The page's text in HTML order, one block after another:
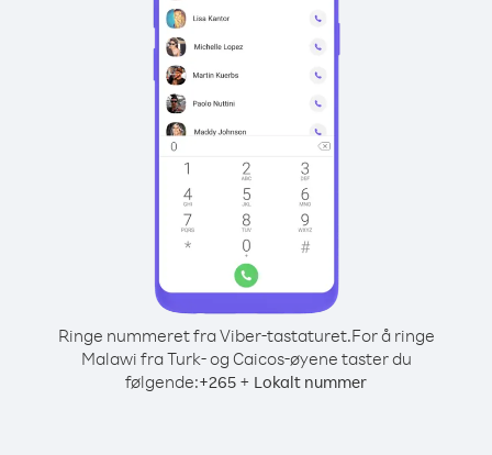
Ringe nummeret fra Viber-tastaturet.For å ringe
Malawi fra Turk- og Caicos-øyene taster du
følgende:+265 + Lokalt nummer